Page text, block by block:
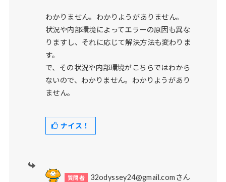
わかりません。わかりようがありません。
状況や内部環境によってエラーの原因も異な
りますし、それに応じて解決方法も変わりま
す。
で、その状況や内部環境がこちらではわから
ないので、わかりません。わかりようがあり
ません。
ナイス！
32odyssey24@gmail.comさん